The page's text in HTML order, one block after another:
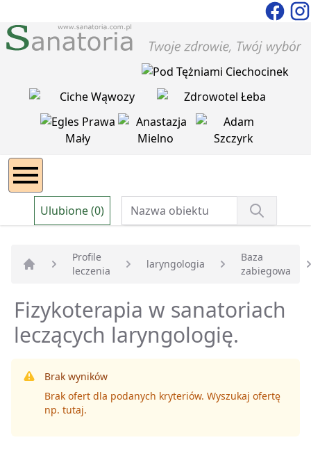
Ulubione (0)
Strona główna
Profile
leczenia
laryngologia
Baza
zabiegowa
Fizykoterapia w sanatoriach
leczących laryngologię.
Brak wyników
Brak ofert dla podanych kryteriów. Wyszukaj ofertę
np. tutaj.